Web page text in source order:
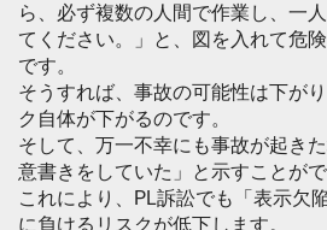
ら、必ず複数の人間で作業し、一
てください。」と、図を入れて危
です。
そうすれば、事故の可能性は下が
ク自体が下がるのです。
そして、万一不幸にも事故が起き
意書きをしていた」と示すことがで
これにより、PL訴訟でも「表示欠
に負けるリスクが低下します。